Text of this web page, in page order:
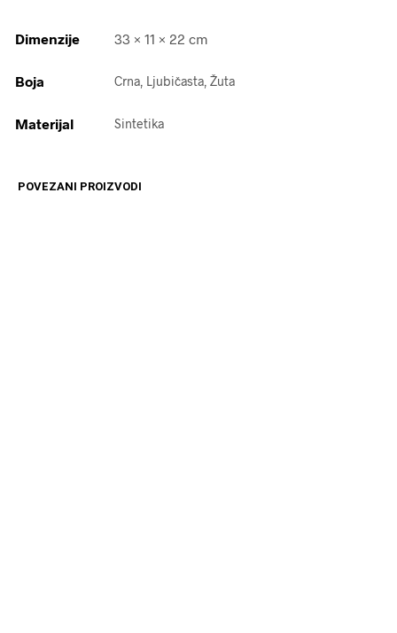
Dimenzije 33 × 11 × 22 cm
Boja Crna, Ljubičasta, Žuta
Materijal Sintetika
POVEZANI PROIZVODI